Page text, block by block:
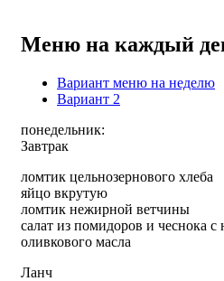
Меню на каждый
Вариант меню на неделю
Вариант 2
понедельник:
Завтрак
ломтик цельнозернового хлеба
яйцо вкрутую
ломтик нежирной ветчины
салат из помидоров и чеснока
оливкового масла
Ланч